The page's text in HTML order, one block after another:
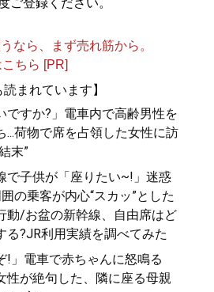
ご登録ください。
なら、まず売れ筋から。
ちら [PR]
読まれています】
すか?」電車内で高齢男性を
...荷物で席を占領した女性に訪
末”
で子供が「座りたい~!」迷惑
の乗客が内心“スカッ”とした
動/お盆の新幹線、自由席はど
る?JR利用実績を調べてみた
」電車で赤ちゃんに怒鳴る
性が絶句した、隣に座る母親